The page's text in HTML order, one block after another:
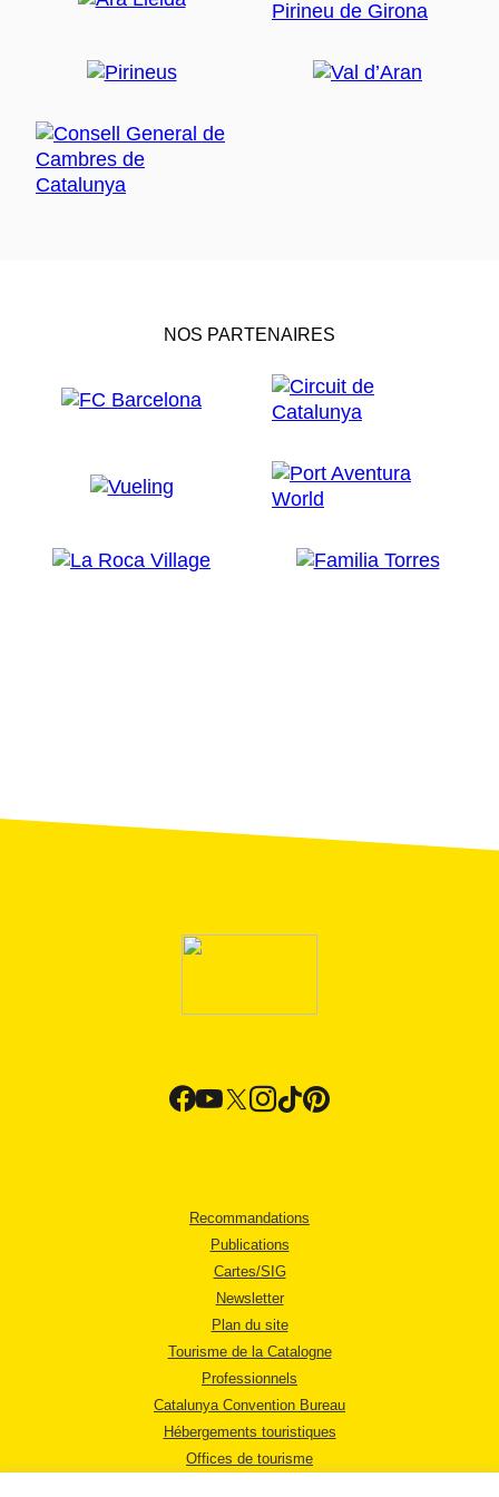
NOS PARTENAIRES
Recommandations
Publications
Cartes/SIG
Newsletter
Plan du site
Tourisme de la Catalogne
Professionnels
Catalunya Convention Bureau
Hébergements touristiques
Offices de tourisme